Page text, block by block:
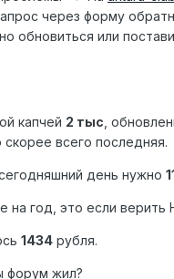
через форму
обновиться или
капчей 2 тыс ,
скорее всего последняя.
день нужно
год, это если верить
1434 рубля.
форум жил?